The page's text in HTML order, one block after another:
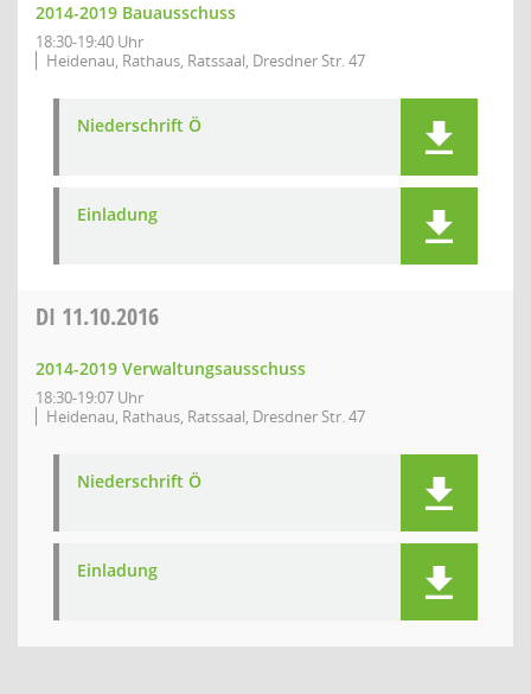
2014-2019 Bauausschuss
18:30-19:40 Uhr
Heidenau, Rathaus, Ratssaal, Dresdner Str. 47
Niederschrift Ö
Einladung
DI 11.10.2016
2014-2019 Verwaltungsausschuss
18:30-19:07 Uhr
Heidenau, Rathaus, Ratssaal, Dresdner Str. 47
Niederschrift Ö
Einladung